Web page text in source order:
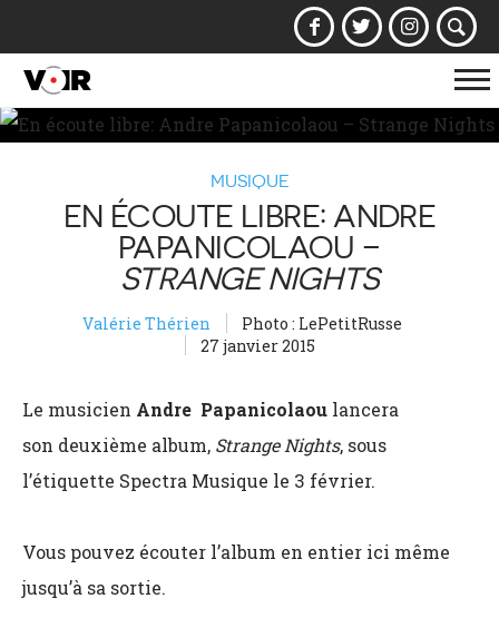
la
MUSIQUE
EN ÉCOUTE LIBRE: ANDRE
PAPANICOLAOU –
STRANGE NIGHTS
Valérie Thérien
Photo : LePetitRusse
27 janvier 2015
Le musicien Andre Papanicolaou lancera
son deuxième album, Strange Nights, sous
l’étiquette Spectra Musique le 3 février.
Vous pouvez écouter l’album en entier ici même
jusqu’à sa sortie.